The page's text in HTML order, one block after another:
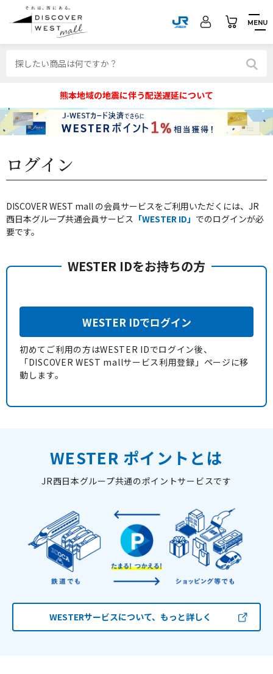
MENU
熊本地域の地震に伴う配送遅延について
ログイン
DISCOVER WEST mall の会員サービスをご利用いただくには、JR
西日本グループ共通会員サービス 「WESTER ID」 でのログインが必
要です。
WESTER IDをお持ちの方
WESTER IDでログイン
初めてご利用の方はWESTER IDでログイン後、
「DISCOVER WEST mallサービス利用登録」ページに移
動します。
WESTER ポイントとは
JR西日本グループ共通のポイントサービスです
WESTERサービスについて、もっと詳しく